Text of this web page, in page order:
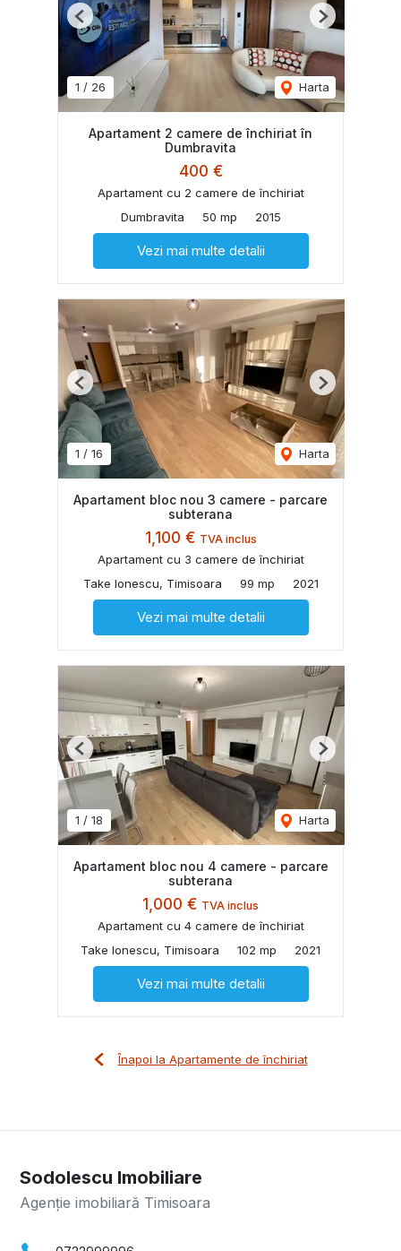
1 / 26 Harta
Previous Next
Apartament 2 camere de închiriat în
Dumbravita
400 €
Apartament cu 2 camere de închiriat
Dumbravita
50 mp 2015
Vezi mai multe detalii
1 / 16 Harta
Previous Next
Apartament bloc nou 3 camere - parcare
subterana
1,100 € TVA inclus
Apartament cu 3 camere de închiriat
Take Ionescu, Timisoara
99 mp 2021
Vezi mai multe detalii
1 / 18 Harta
Previous Next
Apartament bloc nou 4 camere - parcare
subterana
1,000 € TVA inclus
Apartament cu 4 camere de închiriat
Take Ionescu, Timisoara
102 mp 2021
Vezi mai multe detalii
Înapoi la Apartamente de închiriat
Sodolescu Imobiliare
Agenție imobiliară Timisoara